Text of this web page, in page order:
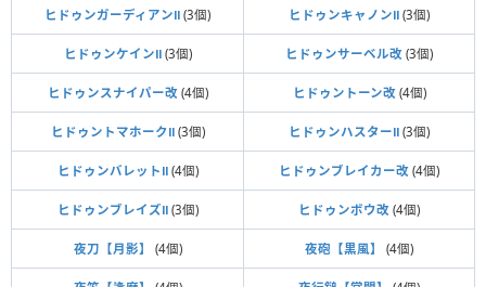
ヒドゥンガーディアンⅡ (3個) ヒドゥンキャノンⅡ (3個)
ヒドゥンケインⅡ(3個) ヒドゥンサーベル改 (3個)
ヒドゥンスナイパー改(4個) ヒドゥントーン改(4個)
ヒドゥントマホークⅡ(3個) ヒドゥンハスターⅡ (3個)
ヒドゥンバレットⅡ(4個) ヒドゥンブレイカー改 (4個)
ヒドゥンブレイズⅡ(3個) ヒドゥンボウ改 (4個)
夜刀【月影】 (4個) 夜砲【黒風】 (4個)